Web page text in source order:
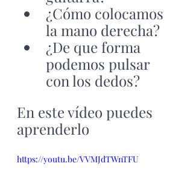
¿Cómo colocamos
la mano derecha?
¿De que forma
podemos pulsar
con los dedos?
En este vídeo puedes
aprenderlo
https://youtu.be/VVMJdTWnTFU